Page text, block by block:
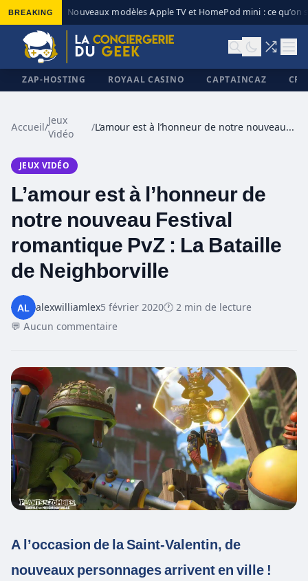
BREAKING Nouveaux modèles Apple TV et HomePod mini : ce qu’on
ZAP-HOSTING ROYAAL CASINO CAPTAINCAZ
Accueil/
Jeux
Vidéo
/ L’amour est à l’honneur de notre nouveau Festival romantique PvZ : La Bataille de Neighborville
JEUX VIDÉO
L’amour est à l’honneur de
notre nouveau Festival
romantique PvZ : La Bataille
de Neighborville
alexwilliamlex5 février 2020🕐 2 min de lecture
💬 Aucun commentaire
A l’occasion de la Saint-Valentin, de
nouveaux personnages arrivent en ville !